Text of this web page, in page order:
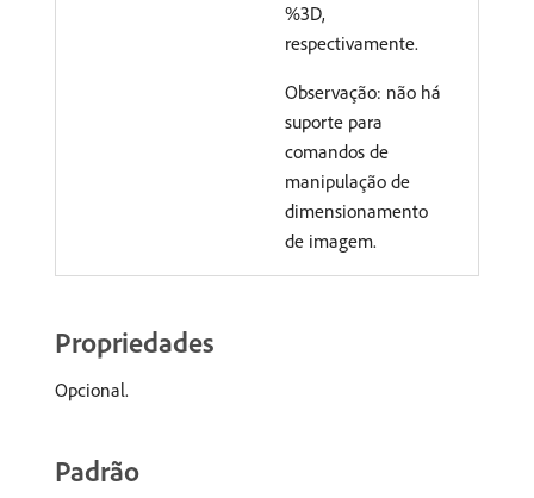
%3D,
respectivamente.
Observação: não há
suporte para
comandos de
manipulação de
dimensionamento
de imagem.
Propriedades
Opcional.
Padrão